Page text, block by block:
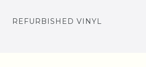
REFURBISHED VINYL